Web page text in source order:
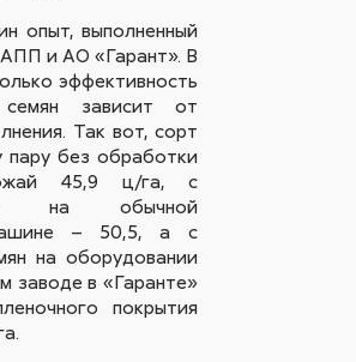
опыт, выполненный
и АО «Гарант». В
эффективность
семян зависит от
Так вот, сорт
пару без обработки
45,9 ц/га, с
на обычной
– 50,5, а с
на оборудовании
заводе в «Гаранте»
покрытия